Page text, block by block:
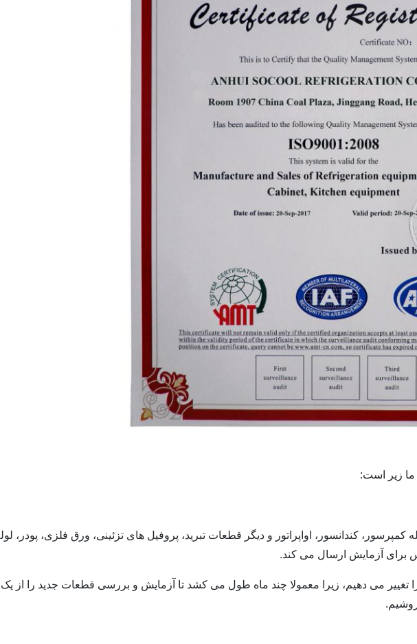
ما زیر است:
کمپرسور، کندانسور، اواپراتور و دیگر قطعات تبرید، پروفیل های تزئینی، ورق فلزی، پودر،
برای آزمایش ارسال می کند.
تغییر می دهیم، زیرا معمولا چند ماه طول می کشد تا آزمایش و بررسی قطعات جدید را از یک